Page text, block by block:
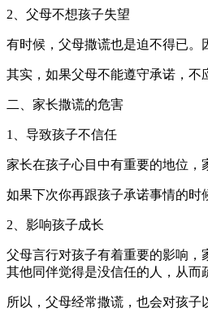
2、父母不想孩子失望
有时候，父母撒谎也是迫不得已。
其实，如果父母不能遵守承诺，不
二、家长撒谎的危害
1、导致孩子不信任
家长在孩子心目中有重要的地位，
如果下次你再跟孩子承诺事情的时
2、影响孩子成长
父母言行对孩子有着重要的影响，
其他同伴觉得是没信任的人，从而
所以，父母经常撒谎，也会对孩子